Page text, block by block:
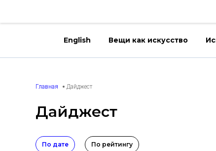
English Вещи как искусство
Главная Дайджест
Дайджест
По дате По рейтингу